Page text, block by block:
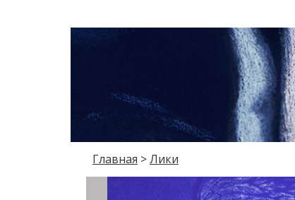
Главная >Лики